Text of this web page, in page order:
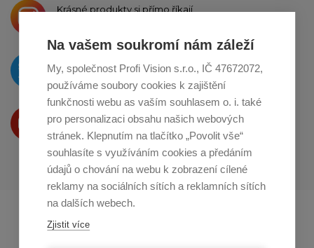
Na vašem soukromí nám záleží
My, společnost Profi Vision s.r.o., IČ 47672072,
používáme soubory cookies k zajištění
funkčnosti webu as vaším souhlasem o. i. také
pro personalizaci obsahu našich webových
stránek. Klepnutím na tlačítko „Povolit vše“
souhlasíte s využíváním cookies a předáním
údajů o chování na webu k zobrazení cílené
reklamy na sociálních sítích a reklamních sítích
na dalších webech.
Zjistit více
Krásné produkty si přímo říkají
O novinkách píšeme
naTwitteru
Produkty Vám představujeme
na Youtube
Profikuchar.sk